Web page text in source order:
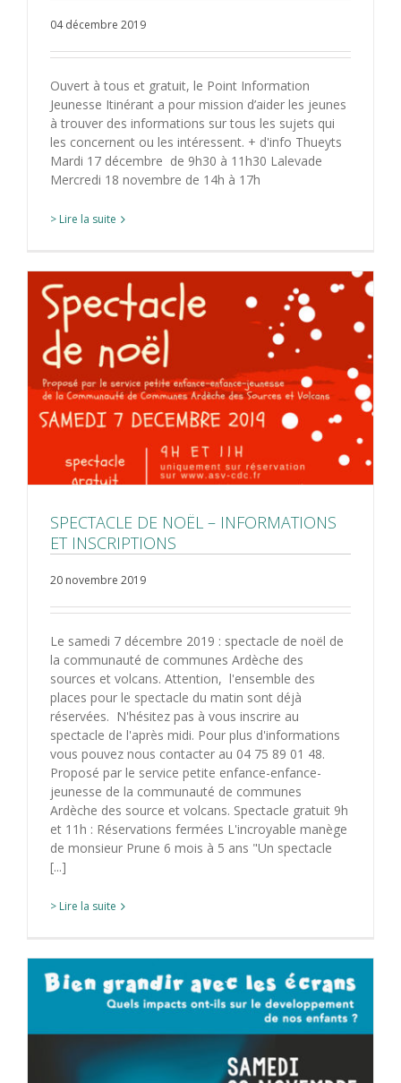
04 décembre 2019
Ouvert à tous et gratuit, le Point Information
Jeunesse Itinérant a pour mission d’aider les jeunes
à trouver des informations sur tous les sujets qui
les concernent ou les intéressent. + d'info Thueyts
Mardi 17 décembre de 9h30 à 11h30 Lalevade
Mercredi 18 novembre de 14h à 17h
> Lire la suite
SPECTACLE DE NOËL – INFORMATIONS
ET INSCRIPTIONS
20 novembre 2019
Le samedi 7 décembre 2019 : spectacle de noël de
la communauté de communes Ardèche des
sources et volcans. Attention, l'ensemble des
places pour le spectacle du matin sont déjà
réservées. N'hésitez pas à vous inscrire au
spectacle de l'après midi. Pour plus d'informations
vous pouvez nous contacter au 04 75 89 01 48.
Proposé par le service petite enfance-enfance-
jeunesse de la communauté de communes
Ardèche des source et volcans. Spectacle gratuit 9h
et 11h : Réservations fermées L'incroyable manège
de monsieur Prune 6 mois à 5 ans "Un spectacle
[...]
> Lire la suite